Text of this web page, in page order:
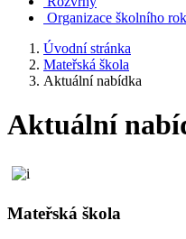
Organizace školního
Úvodní stránka
Mateřská škola
Aktuální nabídka
Aktuální
Mateřská škola